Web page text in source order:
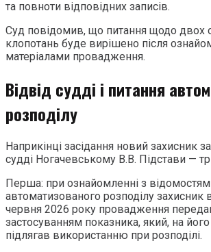
та повноти відповідних записів.
Суд повідомив, що питання щодо двох
клопотань буде вирішено після
матеріалами провадження.
Відвід судді і питання
розподілу
Наприкінці засідання новий захисник
судді Ногачевському В.В. Підстави —
Перша: при ознайомленні з
автоматизованого розподілу захисник
червня 2026 року провадження
застосуванням показника, який, на
підлягав використанню при розподілі.